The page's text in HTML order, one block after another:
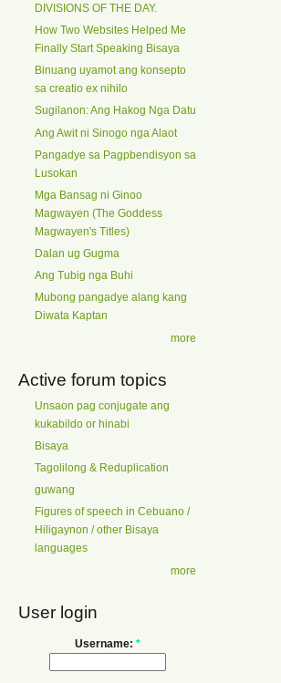
DIVISIONS OF THE DAY.
How Two Websites Helped Me
Finally Start Speaking Bisaya
Binuang uyamot ang konsepto
sa creatio ex nihilo
Sugilanon: Ang Hakog Nga Datu
Ang Awit ni Sinogo nga Alaot
Pangadye sa Pagpbendisyon sa
Lusokan
Mga Bansag ni Ginoo
Magwayen (The Goddess
Magwayen's Titles)
Dalan ug Gugma
Ang Tubig nga Buhi
Mubong pangadye alang kang
Diwata Kaptan
more
Active forum topics
Unsaon pag conjugate ang
kukabildo or hinabi
Bisaya
Tagolilong & Reduplication
guwang
Figures of speech in Cebuano /
Hiligaynon / other Bisaya
languages
more
User login
Username: *